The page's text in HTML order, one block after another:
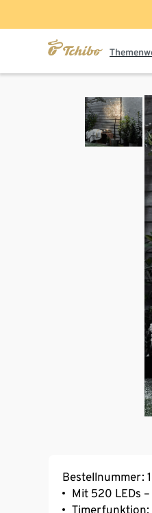
Bestellnummer:
Mit 520 LEDs
Timerfunktion: